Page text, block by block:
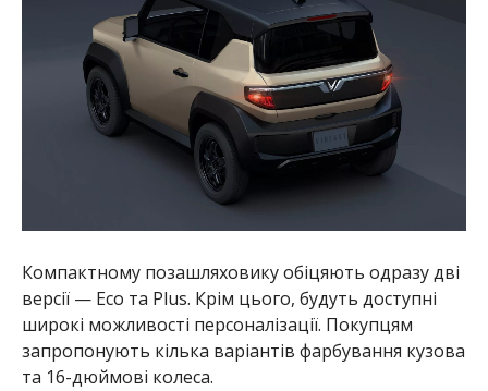
Компактному позашляховику обіцяють одразу дві
версії — Eco та Plus. Крім цього, будуть доступні
широкі можливості персоналізації. Покупцям
запропонують кілька варіантів фарбування кузова
та 16-дюймові колеса.